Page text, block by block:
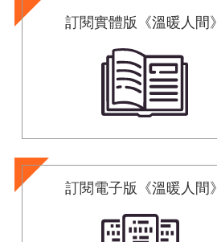
訂閱實體版《溫暖人間》
訂閱電子版《溫暖人間》